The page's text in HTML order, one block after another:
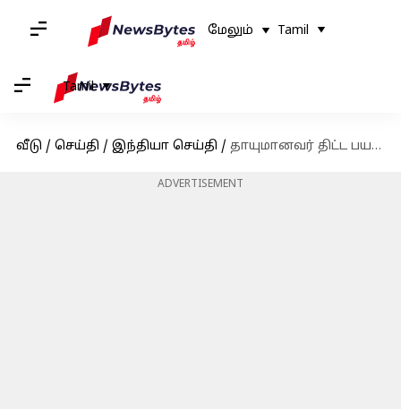
மேலும் Tamil
Tamil
வீடு / செய்தி / இந்தியா செய்தி / தாயுமானவர் திட்ட பயனாளிகளுக்கு தீபாவளியை முன்னிட்டு வீடு தேடி வரும் ரேஷன் பொருட்கள்
ADVERTISEMENT